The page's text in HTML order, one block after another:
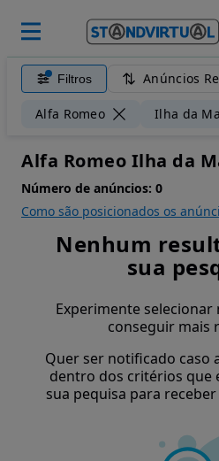
Filtros Anúncios
Alfa Romeo Ilha da
Alfa Romeo Ilha da
Número de anúncios: 0
Como são posicionados os
Nenhum
sua
Experimente
conseguir mais
Quer ser notificado caso
dentro dos critérios que
sua pequisa para